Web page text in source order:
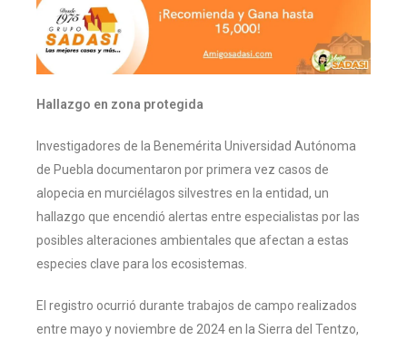
Hallazgo en zona protegida
Investigadores de la Benemérita Universidad Autónoma
de Puebla documentaron por primera vez casos de
alopecia en murciélagos silvestres en la entidad, un
hallazgo que encendió alertas entre especialistas por las
posibles alteraciones ambientales que afectan a estas
especies clave para los ecosistemas.
El registro ocurrió durante trabajos de campo realizados
entre mayo y noviembre de 2024 en la Sierra del Tentzo,